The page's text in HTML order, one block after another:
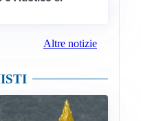
Altre notizie